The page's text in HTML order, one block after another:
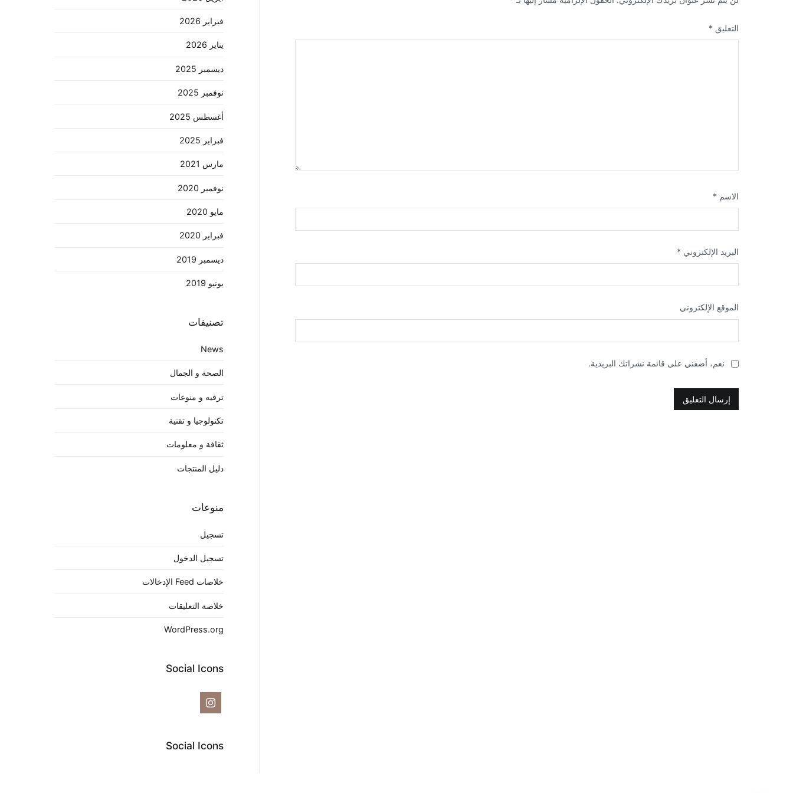
التعليق *
الاسم *
البريد الإلكتروني *
الموقع الإلكتروني
نعم، أضفني على قائمة نشراتك البريدية.
فبراير 2026
يناير 2026
ديسمبر 2025
نوفمبر 2025
أغسطس 2025
فبراير 2025
مارس 2021
نوفمبر 2020
مايو 2020
فبراير 2020
ديسمبر 2019
يونيو 2019
تصنيفات
News
الصحة و الجمال
ترفيه و منوعات
تكنولوجيا و تقنية
ثقافة و معلومات
دليل المنتجات
منوعات
تسجيل
تسجيل الدخول
خلاصات Feed الإدخالات
خلاصة التعليقات
WordPress.org
Social Icons
Social Icons